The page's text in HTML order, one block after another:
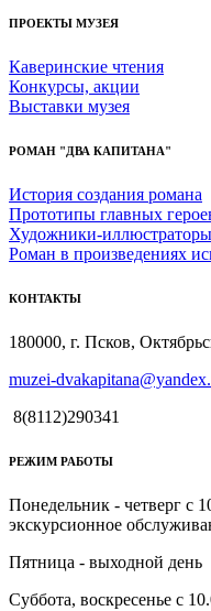
ПРОЕКТЫ МУЗЕЯ
Каверинские чтения
Конкурсы, акции
Выставки музея
РОМАН "ДВА КАПИТАНА"
История создания романа
Прототипы главных
Художники-
Роман в произведениях
КОНТАКТЫ
180000, г. Псков,
muzei-
8(8112)290341
РЕЖИМ РАБОТЫ
Понедельник - четверг с
экскурсионное
Пятница - выходной день
Суббота, воскресенье с